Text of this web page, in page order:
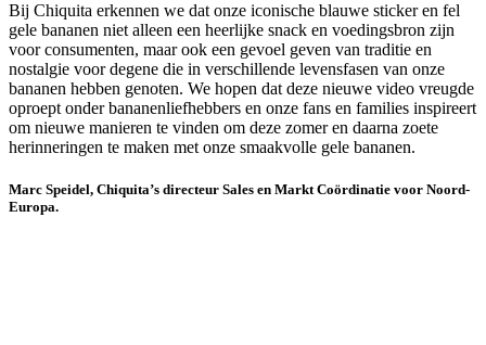
Bij Chiquita erkennen we dat onze iconische blauwe sticker en fel
gele bananen niet alleen een heerlijke snack en voedingsbron zijn
voor consumenten, maar ook een gevoel geven van traditie en
nostalgie voor degene die in verschillende levensfasen van onze
bananen hebben genoten. We hopen dat deze nieuwe video vreugde
oproept onder bananenliefhebbers en onze fans en families inspireert
om nieuwe manieren te vinden om deze zomer en daarna zoete
herinneringen te maken met onze smaakvolle gele bananen.
Marc Speidel, Chiquita’s directeur Sales en Markt Coördinatie voor Noord-
Europa.